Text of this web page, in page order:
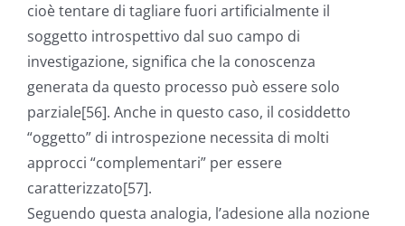
cioè tentare di tagliare fuori artificialmente il
soggetto introspettivo dal suo campo di
investigazione, significa che la conoscenza
generata da questo processo può essere solo
parziale[56]. Anche in questo caso, il cosiddetto
“oggetto” di introspezione necessita di molti
approcci “complementari” per essere
caratterizzato[57].
Seguendo questa analogia, l’adesione alla nozione